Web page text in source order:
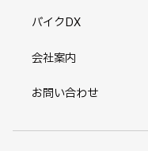
バイクDX
会社案内
お問い合わせ